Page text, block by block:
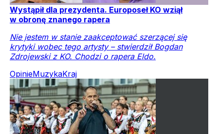
Wystąpił dla prezydenta. Europoseł KO wziął
w obronę znanego rapera
Nie jestem w stanie zaakceptować szerzącej się
krytyki wobec tego artysty – stwierdził Bogdan
Zdrojewski z KO. Chodzi o rapera Eldo.
OpinieMuzykaKraj